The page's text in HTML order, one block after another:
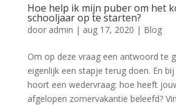
Hoe help ik mijn puber om het
schooljaar op te starten?
door admin | aug 17, 2020 | Blog
Om op deze vraag een antwoord te
eigenlijk een stapje terug doen. En
hoort een wedervraag: hoe heeft
afgelopen zomervakantie beleefd?